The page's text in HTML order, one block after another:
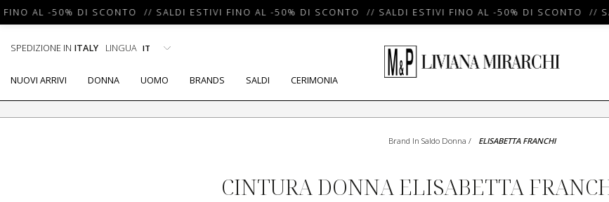
AL -50% DI SCONTO // SALDI ESTIVI FINO AL -50% DI SCONTO // SALDI ESTIVI FINO AL -50% DI SCONTO //
SPEDIZIONE IN ITALY LINGUA
NUOVI ARRIVI DONNA UOMO BRANDS SALDI CERIMONIA
Brand In Saldo Donna / ELISABETTA FRANCHI
CINTURA DONNA ELISABETTA